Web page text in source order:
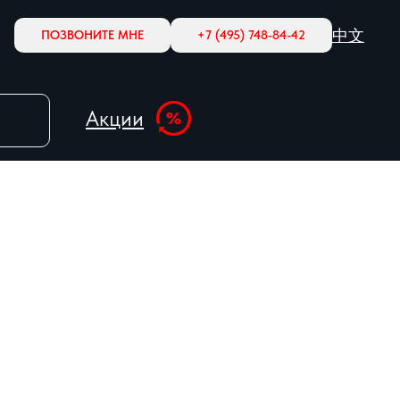
ПОЗВОНИТЕ МНЕ +7 (495) 748-84-42 中文
Акции